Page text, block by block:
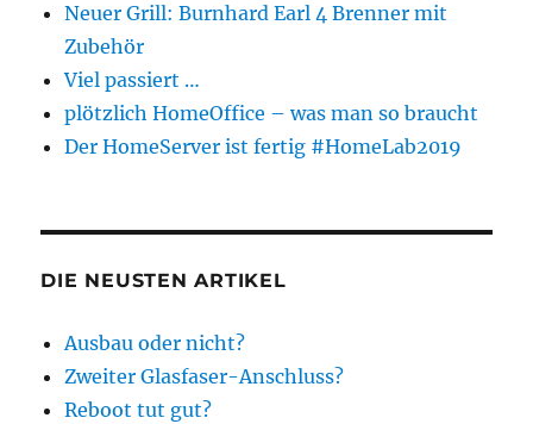
Neuer Grill: Burnhard Earl 4 Brenner mit
Zubehör
Viel passiert …
plötzlich HomeOffice – was man so braucht
Der HomeServer ist fertig #HomeLab2019
DIE NEUSTEN ARTIKEL
Ausbau oder nicht?
Zweiter Glasfaser-Anschluss?
Reboot tut gut?